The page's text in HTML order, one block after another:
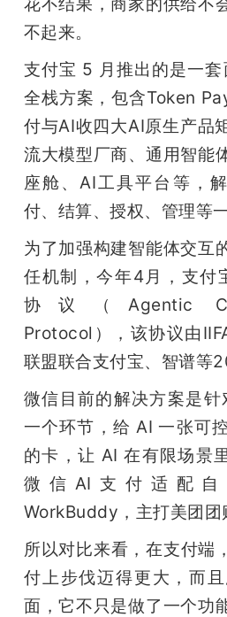
不起来。
支付宝 5 月推出的是一
全栈方案，包含Token
付与AI收四大AI原生产品
流大模型厂商、通用智能
座舱、AI工具平台等，
付、结算、授权、管理等
为了加强构建智能体交互
任机制，今年4月，支付
协议（Agentic
Protocol），该协议由
联盟联合支付宝、智谱等
微信目前的解决方案是
一个环节，给 AI 一张可
的卡，让 AI 在有限场景
微信AI支付适配
WorkBuddy，主打美团团
所以对比来看，在支付端
付上步伐迈得更大，而
面，它不只是做了一个功